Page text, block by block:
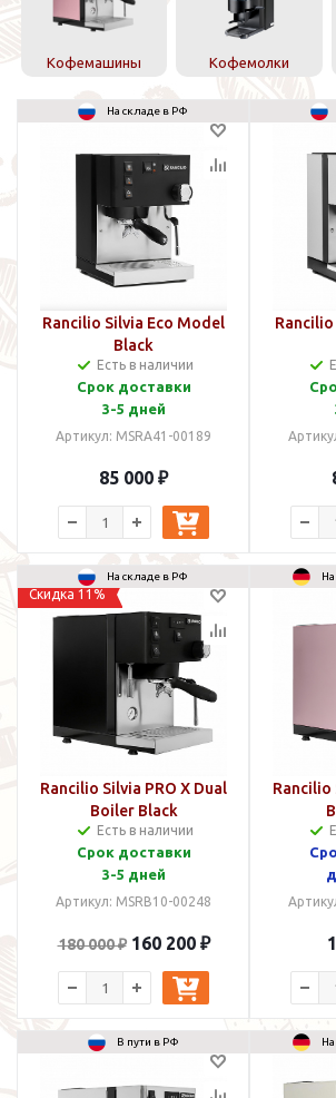
Кофемашины Кофемолки
На складе в РФ
Rancilio Silvia Eco Model
Black
Есть в наличии
Срок доставки
3-5 дней
Артикул: MSRA41-00189
85 000 ₽
На складе в РФ
Скидка 11%
Rancilio Silvia PRO X Dual
Boiler Black
Есть в наличии
Срок доставки
3-5 дней
Артикул: MSRB10-00248
180 000 ₽ 160 200 ₽
Rancilio
В пути в РФ